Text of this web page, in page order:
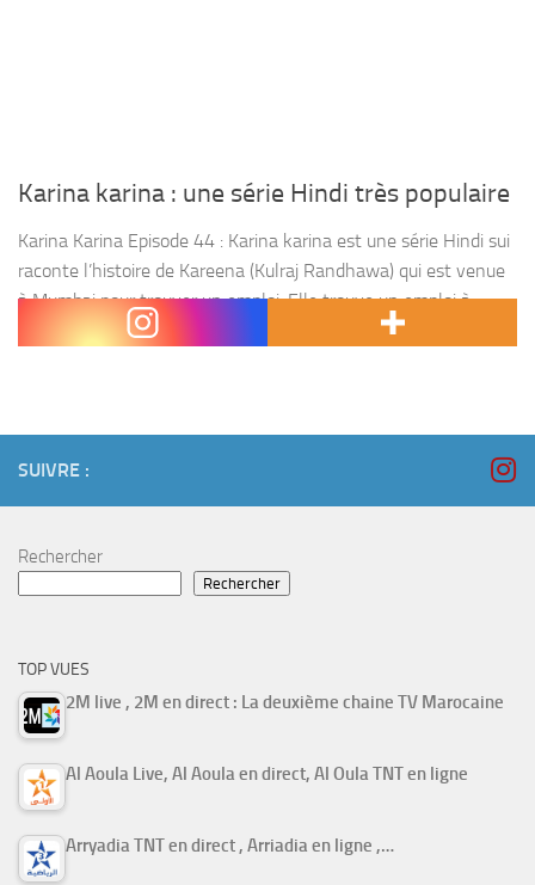
Karina karina : une série Hindi très populaire
Karina Karina Episode 44 : Karina karina est une série Hindi sui
raconte l’histoire de Kareena (Kulraj Randhawa) qui est venue
à Mumbai pour trouver un emploi. Elle trouve un emploi à
Chamatkar Soaps qui...
SUIVRE :
Rechercher
Rechercher
TOP VUES
2M live , 2M en direct : La deuxième chaine TV Marocaine
Al Aoula Live, Al Aoula en direct, Al Oula TNT en ligne
Arryadia TNT en direct , Arriadia en ligne ,…